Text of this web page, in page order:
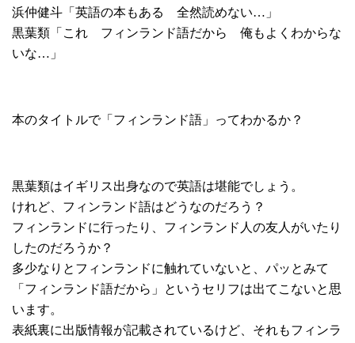
浜仲健斗「英語の本もある 全然読めない…」
黒葉類「これ フィンランド語だから 俺もよくわからな
いな…」
本のタイトルで「フィンランド語」ってわかるか？
黒葉類はイギリス出身なので英語は堪能でしょう。
けれど、フィンランド語はどうなのだろう？
フィンランドに行ったり、フィンランド人の友人がいたり
したのだろうか？
多少なりとフィンランドに触れていないと、パッとみて
「フィンランド語だから」というセリフは出てこないと思
います。
表紙裏に出版情報が記載されているけど、それもフィンラ